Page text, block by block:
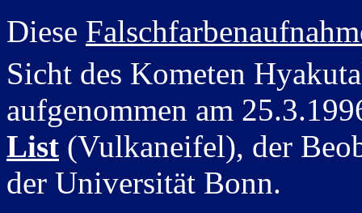
Diese
Sicht des Kometen
aufgenommen am
List (Vulkaneifel), der
der Universität Bonn.